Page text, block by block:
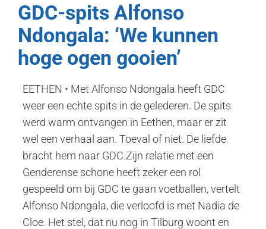
GDC-spits Alfonso
Ndongala: ‘We kunnen
hoge ogen gooien’
EETHEN • Met Alfonso Ndongala heeft GDC
weer een echte spits in de gelederen. De spits
werd warm ontvangen in Eethen, maar er zit
wel een verhaal aan. Toeval of niet. De liefde
bracht hem naar GDC.Zijn relatie met een
Genderense schone heeft zeker een rol
gespeeld om bij GDC te gaan voetballen, vertelt
Alfonso Ndongala, die verloofd is met Nadia de
Cloe. Het stel, dat nu nog in Tilburg woont en